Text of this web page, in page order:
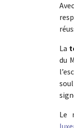
La
du
Le